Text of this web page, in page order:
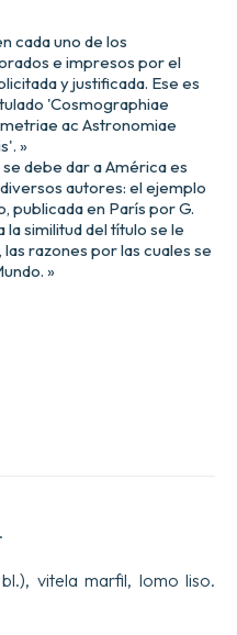
cada uno de los
e impresos por el
y justificada. Ese es
'Cosmographiae
ac Astronomiae
»
debe dar a América es
autores: el ejemplo
publicada en París por G.
la similitud del título se le
razones por las cuales se
»
vitela marfil, lomo liso.